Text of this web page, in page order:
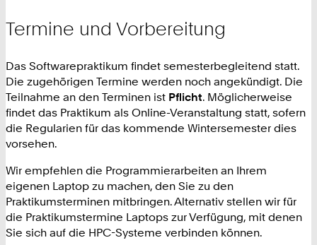
Termine und Vorbereitung
Das Softwarepraktikum findet semesterbegleitend statt.
Die zugehörigen Termine werden noch angekündigt. Die
Teilnahme an den Terminen ist Pflicht. Möglicherweise
findet das Praktikum als Online-Veranstaltung statt, sofern
die Regularien für das kommende Wintersemester dies
vorsehen.
Wir empfehlen die Programmierarbeiten an Ihrem
eigenen Laptop zu machen, den Sie zu den
Praktikumsterminen mitbringen. Alternativ stellen wir für
die Praktikumstermine Laptops zur Verfügung, mit denen
Sie sich auf die HPC-Systeme verbinden können.